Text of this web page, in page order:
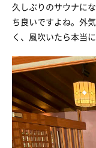
久しぶりのサウナに
ち良いですよね。外
く、風吹いたら本当